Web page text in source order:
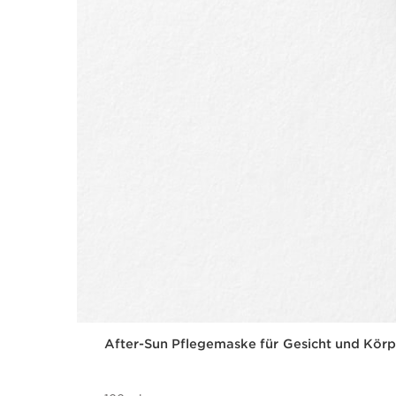
After-Sun Pflegemaske für Gesicht und